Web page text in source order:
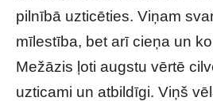
pilnībā uzticēties. Viņam
mīlestība, bet arī cieņa un
Mežāzis ļoti augstu vērtē
uzticami un atbildīgi. Viņš